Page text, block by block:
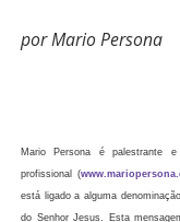
por Mario Persona
Mario Persona é palestrante
profissional (
está ligado a alguma
do Senhor Jesus. Esta